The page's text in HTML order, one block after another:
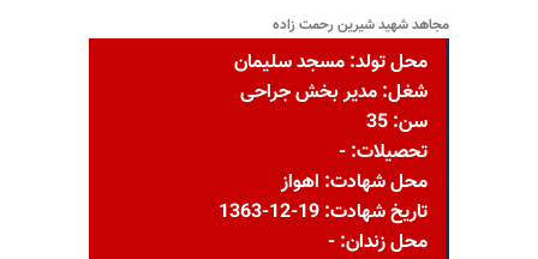
مجاهد شهید شیرین رحمت زاده
محل تولد: مسجد سليمان
شغل: مدیر بخش جراحی
سن: 35
تحصیلات: -
محل شهادت: اهواز
تاریخ شهادت: 19-12-1363
محل زندان: -